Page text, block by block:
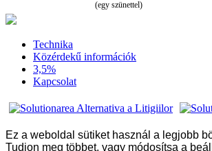
(egy szünettel)
Technika
Közérdekű információk
3,5%
Kapcsolat
Ez a weboldal sütiket használ a legjobb
Tudjon meg többet, vagy módosítsa a